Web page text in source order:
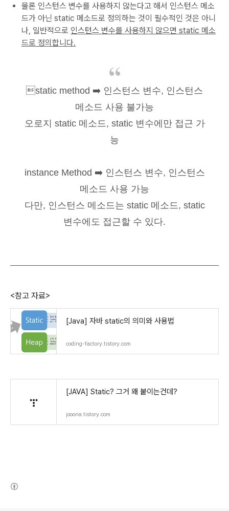
물론 인스턴스 변수를 사용하지 않는다고 해서 인스턴스 메소
드가 아닌 static 메소드로 정의하는 것이 필수적인 것은 아니
나, 일반적으로 인스턴스 변수를 사용하지 않으면 static 메소
드로 정의합니다.
static method ➡️ 인스턴스 변수, 인스턴스
메소드 사용 불가능
오로지 static 메소드, static 변수에만 접근 가
능
instance Method ➡️ 인스턴스 변수, 인스턴스
메소드 사용 가능
다만, 인스턴스 메소드는 static 메소드, static
변수에도 접근할 수 있다.
<참고 자료>
[Java] 자바 static의 의미와 사용법
coding-factory.tistory.com
[JAVA] Static? 그거 왜 붙이는건데?
jooona.tistory.com